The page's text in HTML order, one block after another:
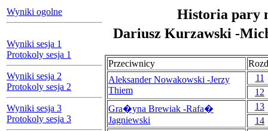
Wyniki ogolne
Wyniki sesja 1
Protokoly sesja 1
Wyniki sesja 2
Protokoly sesja 2
Wyniki sesja 3
Protokoly sesja 3
Historia pary
Dariusz Kurzawski -
Przeciwnicy
Aleksander Nowakowski -Jerzy
Thiem
11
12
Gra�yna Brewiak -Rafa�
Jagniewski
13
14